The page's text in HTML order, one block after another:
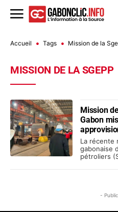
Accueil Tags Mission de la
MISSION DE LA SGEPP
Mission
Gabon
La récente
gabonaise
pétroliers
-